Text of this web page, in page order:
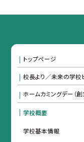
トップページ
校長より／未来の学校
ホームカミングデー（
学校概要
学校基本情報